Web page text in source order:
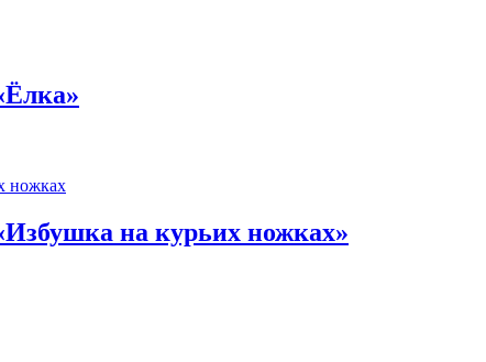
на курьих ножках»